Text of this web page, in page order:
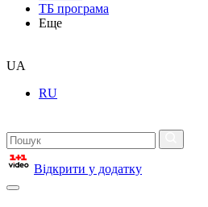
ТБ програма
Еще
UA
RU
Відкрити у додатку